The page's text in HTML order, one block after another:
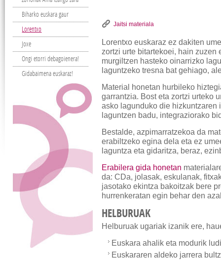
Jaitsi materiala
Lorentxo euskaraz ez dakiten
zortzi urte bitartekoei, hain
murgiltzen hasteko oinarrizko
laguntzeko tresna bat gehiago,
Material honetan hurbileko
garrantzia. Bost eta zortzi urteko
asko lagunduko die hizkuntzaren
laguntzen badu, integraziorako
Bestalde, azpimarratzekoa da
erabiltzeko egina dela eta ez
laguntza eta gidaritza, beraz,
Erabilera gida honetan
da: CDa, jolasak, eskulanak,
jasotako ekintza bakoitzak bere
hurrenkeratan egin behar den
HELBURUAK
Helburuak ugariak izanik ere,
Euskara ahalik eta modurik
Euskararen aldeko jarrera
Biharko euskara gaur
Lorentxo
Joxe
Ongi etorri debagoienera!
Gidabaimena euskaraz!